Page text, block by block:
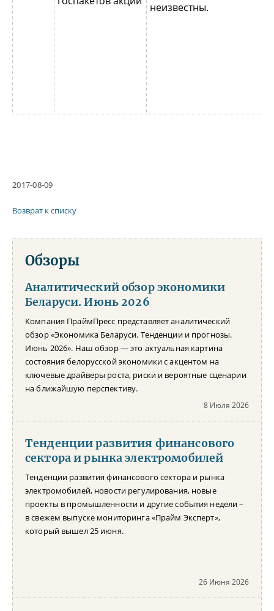
неизвестны.
2017-08-09
Возврат к списку
Обзоры
Аналитический обзор экономики
Беларуси. Июнь 2026
Компания ПраймПресс представляет аналитический
обзор «Экономика Беларуси. Тенденции и прогнозы.
Июнь 2026». Наш обзор — это актуальная картина
состояния белорусской экономики с акцентом на
ключевые драйверы роста, риски и вероятные сценарии
на ближайшую перспективу.
8 Июля 2026
Тенденции развития финансового
сектора и рынка электромобилей
Тенденции развития финансового сектора и рынка
электромобилей, новости регулирования, новые
проекты в промышленности и другие события недели –
в свежем выпуске мониторинга «Прайм Эксперт»,
который вышел 25 июня.
26 Июня 2026